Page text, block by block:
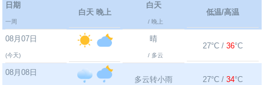
日期
一周
白天 晚上
白天
/ 晚上
低温/高温
08月07日
(今天)
晴
/ 多云
27°C / 36°C
08月08日
多云转小雨 27°C / 34°C